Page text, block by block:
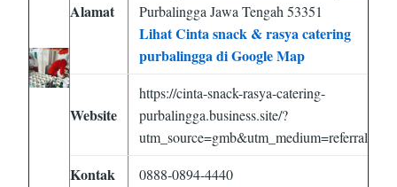
Alamat
Purbalingga Jawa Tengah 53351
Lihat Cinta snack & rasya catering
purbalingga di Google Map
Website
https://cinta-snack-rasya-catering-
purbalingga.business.site/?
utm_source=gmb&utm_medium=referral
Kontak 0888-0894-4440